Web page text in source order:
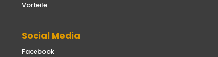
Vorteile
Social Media
Facebook